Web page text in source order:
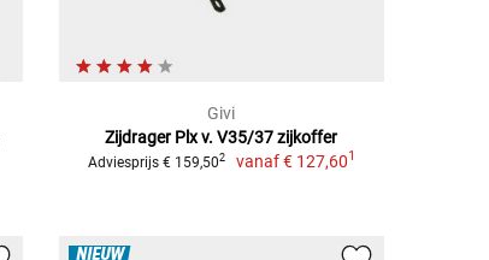
Givi
Zijdrager Plx v. V35/37 zijkoffer
Adviesprijs € 159,502 vanaf€ 127,601
NIEUW